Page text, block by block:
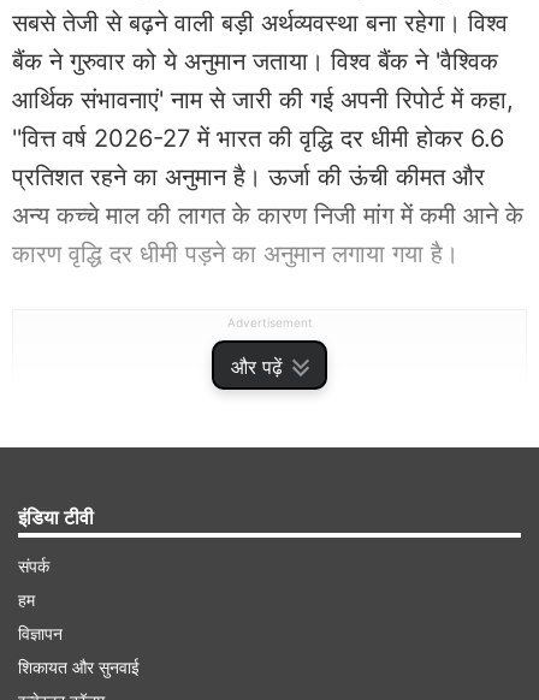
और पढ़ें
सबसे तेजी से बढ़ने वाली बड़ी अर्थव्यवस्था बना रहेगा। विश्व
बैंक ने गुरुवार को ये अनुमान जताया। विश्व बैंक ने 'वैश्विक
आर्थिक संभावनाएं' नाम से जारी की गई अपनी रिपोर्ट में कहा,
''वित्त वर्ष 2026-27 में भारत की वृद्धि दर धीमी होकर 6.6
प्रतिशत रहने का अनुमान है। ऊर्जा की ऊंची कीमत और
अन्य कच्चे माल की लागत के कारण निजी मांग में कमी आने के
कारण वृद्धि दर धीमी पड़ने का अनुमान लगाया गया है।
Advertisement
वित्त वर्ष 2027-28 में दोबारा 7.2 प्रतिशत की वृद्धि दर
इंडिया टीवी
संपर्क
हम
विज्ञापन
शिकायत और सुनवाई